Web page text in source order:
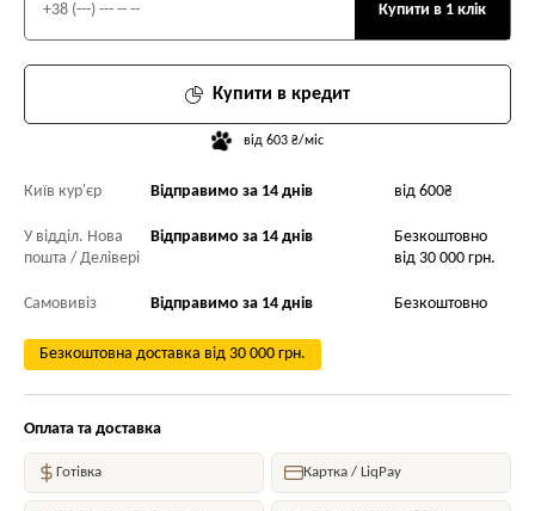
Купити в кредит
від 603 ₴/міс
Купити в 1 клік
Київ кур'єр Відправимо за 14 днів від 600₴
У відділ. Нова
пошта / Делівері
Відправимо за 14 днів
Безкоштовно
від 30 000 грн.
Самовивіз Відправимо за 14 днів Безкоштовно
Безкоштовна доставка від 30 000 грн.
Оплата та доставка
Готівка Картка / LiqPay